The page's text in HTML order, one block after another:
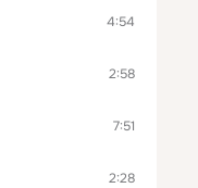
4:54
2:58
7:51
2:28